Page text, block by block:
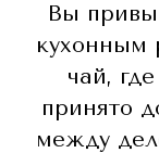
Вы
кухонным
чай,
принято
между